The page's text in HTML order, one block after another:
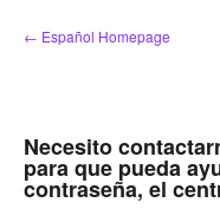
saltar
al
← Español Homepage
Necesito
para que pueda
contraseña, el